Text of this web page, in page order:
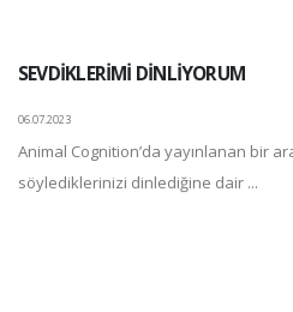
SEVDİKLERİMİ DİNLİYORUM
06.07.2023
Animal Cognition’da yayınlanan bir
söylediklerinizi dinlediğine dair ...